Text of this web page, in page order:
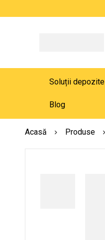
Soluții depozite
Blog
Acasă Produse